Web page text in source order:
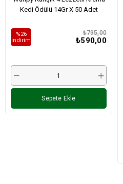
Kedi Ödülü 14Gr X 50 Adet
₺590,00
₺795,00
%26
i̇ndirim
Sepete Ekle